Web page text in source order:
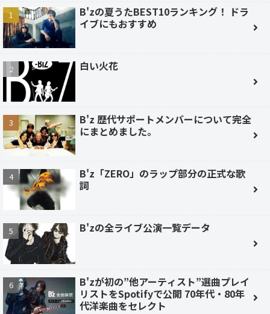
B'zの夏うたBEST10ランキング！ ドラ
イブにもおすすめ
白い火花
B'z 歴代サポートメンバーについて完全
にまとめました。
B'z「ZERO」のラップ部分の正式な歌
詞
B'zの全ライブ公演一覧データ
B'zが初の”他アーティスト”選曲プレイ
リストをSpotifyで公開 70年代・80年
代洋楽曲をセレクト